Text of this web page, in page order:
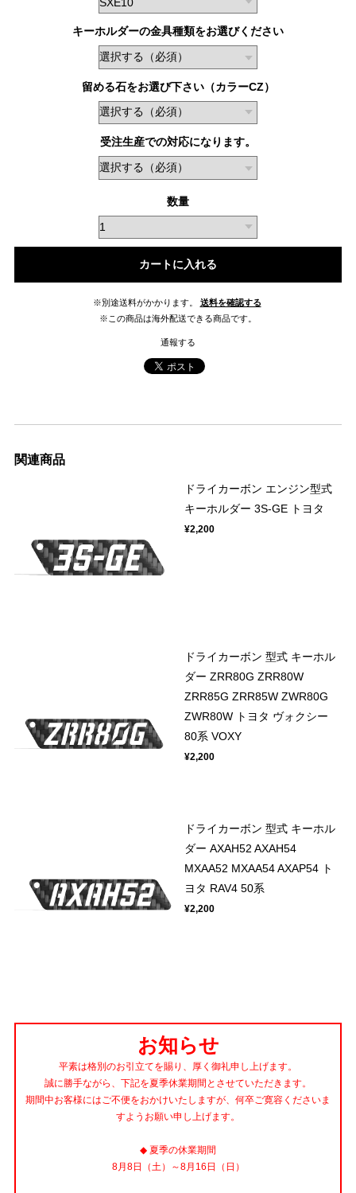
キーホルダーの金具種類をお選びください
留める石をお選び下さい（カラーCZ）
受注生産での対応になります。
数量
カートに入れる
※別途送料がかかります。
送料を確認する
※この商品は海外配送できる商品です。
通報する
関連商品
ドライカーボン エンジン型式
キーホルダー 3S-GE トヨタ
¥2,200
ドライカーボン 型式 キーホル
ダー ZRR80G ZRR80W
ZRR85G ZRR85W ZWR80G
ZWR80W トヨタ ヴォクシー
80系 VOXY
¥2,200
ドライカーボン 型式 キーホル
ダー AXAH52 AXAH54
MXAA52 MXAA54 AXAP54 ト
ヨタ RAV4 50系
¥2,200
お知らせ
平素は格別のお引立てを賜り、厚く御礼申し上げます。
誠に勝手ながら、下記を夏季休業期間とさせていただきます。
期間中お客様にはご不便をおかけいたしますが、何卒ご寛容くださいま
すようお願い申し上げます。
◆ 夏季の休業期間
8月8日（土）～8月16日（日）